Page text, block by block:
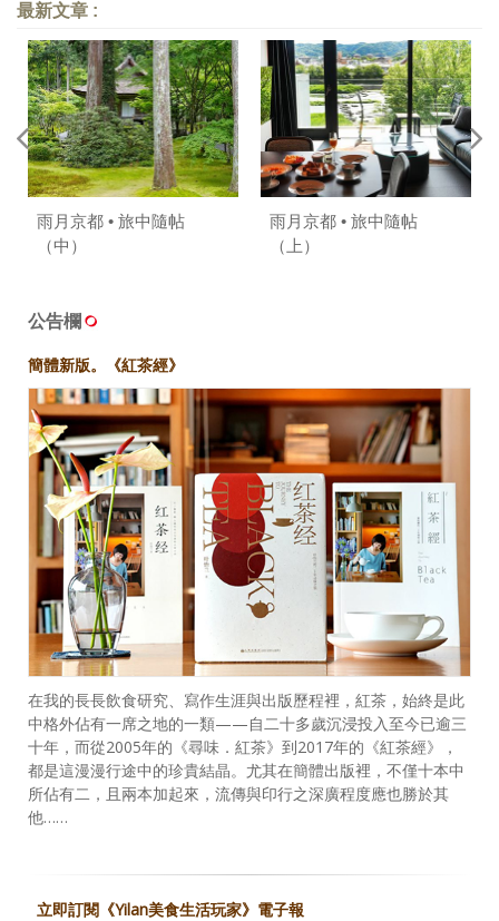
最新文章 :
雨月京都 • 旅中隨帖
（中）
雨月京都 • 旅中隨帖
（上）
公告欄
簡體新版。《紅茶經》
在我的長長飲食研究、寫作生涯與出版歷程裡，紅茶，始終是此
中格外佔有一席之地的一類——自二十多歲沉浸投入至今已逾三
十年，而從2005年的《尋味．紅茶》到2017年的《紅茶經》，
都是這漫漫行途中的珍貴結晶。尤其在簡體出版裡，不僅十本中
所佔有二，且兩本加起來，流傳與印行之深廣程度應也勝於其
他……
立即訂閱《Yilan美食生活玩家》電子報